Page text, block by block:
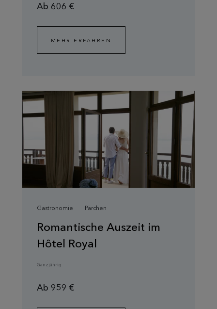
Ab 606 €
MEHR ERFAHREN
Gastronomie Pärchen
Romantische Auszeit im
Hôtel Royal
Ganzjährig
Ab 959 €